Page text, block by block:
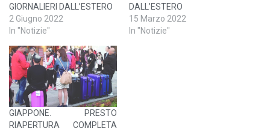
GIORNALIERI DALL’ESTERO
2 Giugno 2022
In "Notizie"
DALL’ESTERO
15 Marzo 2022
In "Notizie"
GIAPPONE. PRESTO
RIAPERTURA COMPLETA